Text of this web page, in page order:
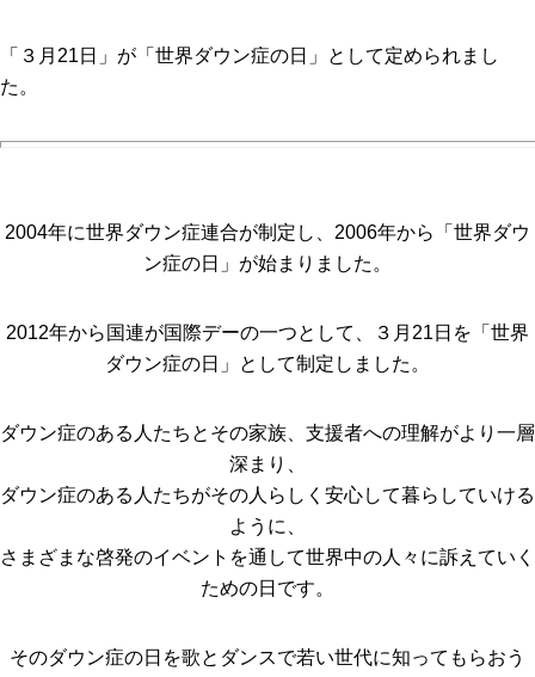
「３月21日」が「世界ダウン症の日」として定められまし
た。
2004年に世界ダウン症連合が制定し、2006年から「世界ダウ
ン症の日」が始まりました。
2012年から国連が国際デーの一つとして、３月21日を「世界
ダウン症の日」として制定しました。
ダウン症のある人たちとその家族、支援者への理解がより一層
深まり、
ダウン症のある人たちがその人らしく安心して暮らしていける
ように、
さまざまな啓発のイベントを通して世界中の人々に訴えていく
ための日です。
そのダウン症の日を歌とダンスで若い世代に知ってもらおう